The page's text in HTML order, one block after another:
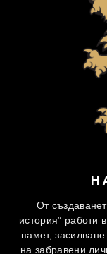
От
история” работи
памет,
на забравени